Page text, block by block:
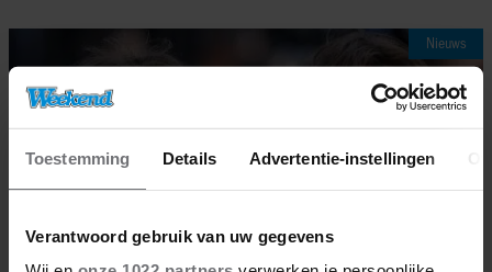
Toestemming Details Advertentie-instellingen
Verantwoord gebruik van uw gegevens
Nieuws